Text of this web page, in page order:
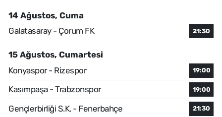
14 Ağustos, Cuma
Galatasaray - Çorum FK
21:30
15 Ağustos, Cumartesi
Konyaspor - Rizespor
19:00
Kasımpaşa - Trabzonspor 19:00
Gençlerbirliği S.K. - Fenerbahçe 21:30